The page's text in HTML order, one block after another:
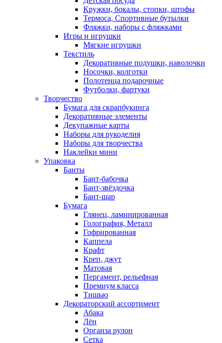
Кружки, бокалы, стопки, штофы
Термоса, Спортивные бутылки
Фляжки, наборы с фляжками
Игры и игрушки
Мягкие игрушки
Текстиль
Декоративные подушки, наволочки
Носочки, колготки
Полотенца подарочные
Футболки, фартуки
Творчество
Бумага для скрапбукинга
Декоративные элементы
Декупажные карты
Наборы для рукоделия
Наборы для творчества
Наклейки мини
Упаковка
Банты
Бант-бабочка
Бант-звёздочка
Бант-шар
Бумага
Глянец, ламинированная
Голография, Металл
Гофрированная
Каппела
Крафт
Креп, джут
Матовая
Пергамент, рельефная
Премиум класса
Тишью
Декораторский ассортимент
Абака
Лён
Органза рулон
Сетка